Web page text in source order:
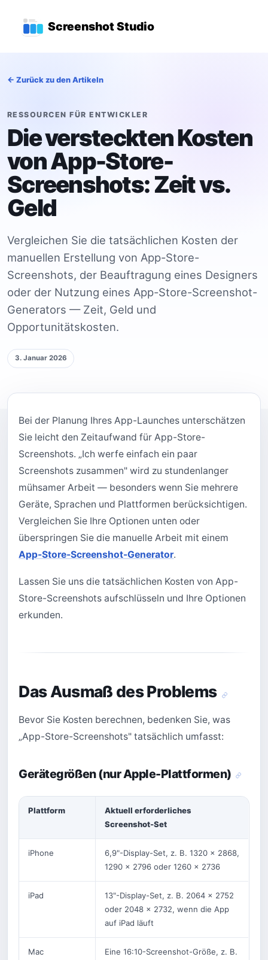
Screenshot Studio
Hauptnavigationsmenü
← Zurück zu den Artikeln
RESSOURCEN FÜR ENTWICKLER
Die versteckten Kosten
von App-Store-
Screenshots: Zeit vs.
Geld
Vergleichen Sie die tatsächlichen Kosten der
manuellen Erstellung von App-Store-
Screenshots, der Beauftragung eines Designers
oder der Nutzung eines App-Store-Screenshot-
Generators — Zeit, Geld und
Opportunitätskosten.
3. Januar 2026
Bei der Planung Ihres App-Launches unterschätzen
Sie leicht den Zeitaufwand für App-Store-
Screenshots. „Ich werfe einfach ein paar
Screenshots zusammen" wird zu stundenlanger
mühsamer Arbeit — besonders wenn Sie mehrere
Geräte, Sprachen und Plattformen berücksichtigen.
Vergleichen Sie Ihre Optionen unten oder
überspringen Sie die manuelle Arbeit mit einem
App-Store-Screenshot-Generator.
Lassen Sie uns die tatsächlichen Kosten von App-
Store-Screenshots aufschlüsseln und Ihre Optionen
erkunden.
Das Ausmaß des Problems
Bevor Sie Kosten berechnen, bedenken Sie, was
„App-Store-Screenshots" tatsächlich umfasst:
Gerätegrößen (nur Apple-Plattformen)
Plattform
Aktuell erforderliches
Screenshot-Set
iPhone
6,9"-Display-Set, z. B. 1320 x 2868,
1290 x 2796 oder 1260 x 2736
iPad
13"-Display-Set, z. B. 2064 x 2752
oder 2048 x 2732, wenn die App
auf iPad läuft
Mac
Eine 16:10-Screenshot-Größe, z. B.